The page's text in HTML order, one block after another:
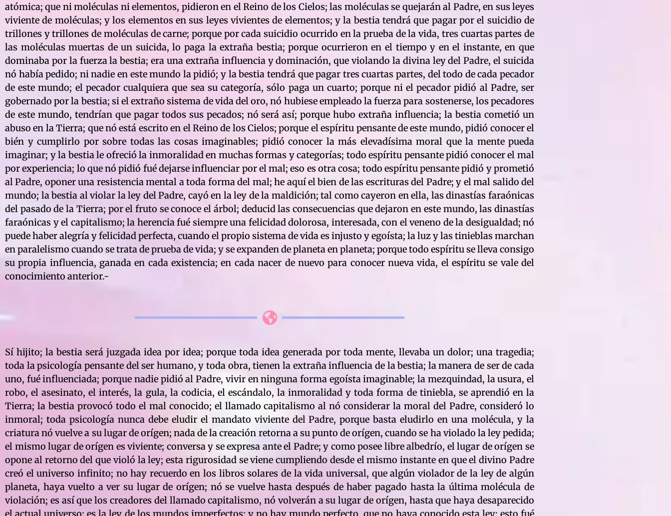
atómica; que ni moléculas ni elementos, pidieron en el Reino de los Cielos; las moléculas se quejarán al Padre, en sus leyes
viviente de moléculas; y los elementos en sus leyes vivientes de elementos; y la bestia tendrá que pagar por el suicidio de
trillones y trillones de moléculas de carne; porque por cada suicidio ocurrido en la prueba de la vida, tres cuartas partes de
las moléculas muertas de un suicida, lo paga la extraña bestia; porque ocurrieron en el tiempo y en el instante, en que
dominaba por la fuerza la bestia; era una extraña influencia y dominación, que violando la divina ley del Padre, el suicida
nó había pedido; ni nadie en este mundo la pidió; y la bestia tendrá que pagar tres cuartas partes, del todo de cada pecador
de este mundo; el pecador cualquiera que sea su categoría, sólo paga un cuarto; porque ni el pecador pidió al Padre, ser
gobernado por la bestia; si el extraño sistema de vida del oro, nó hubiese empleado la fuerza para sostenerse, los pecadores
de este mundo, tendrían que pagar todos sus pecados; nó será así; porque hubo extraña influencia; la bestia cometió un
abuso en la Tierra; que nó está escrito en el Reino de los Cielos; porque el espíritu pensante de este mundo, pidió conocer el
bién y cumplirlo por sobre todas las cosas imaginables; pidió conocer la más elevadísima moral que la mente pueda
imaginar; y la bestia le ofreció la inmoralidad en muchas formas y categorías; todo espíritu pensante pidió conocer el mal
por experiencia; lo que nó pidió fué dejarse influenciar por el mal; eso es otra cosa; todo espíritu pensante pidió y prometió
al Padre, oponer una resistencia mental a toda forma del mal; he aquí el bien de las escrituras del Padre; y el mal salido del
mundo; la bestia al violar la ley del Padre, cayó en la ley de la maldición; tal como cayeron en ella, las dinastías faraónicas
del pasado de la Tierra; por el fruto se conoce el árbol; deducid las consecuencias que dejaron en este mundo, las dinastías
faraónicas y el capitalismo; la herencia fué siempre una felicidad dolorosa, interesada, con el veneno de la desigualdad; nó
puede haber alegría y felicidad perfecta, cuando el propio sistema de vida es injusto y egoísta; la luz y las tinieblas marchan
en paralelismo cuando se trata de prueba de vida; y se expanden de planeta en planeta; porque todo espíritu se lleva consigo
su propia influencia, ganada en cada existencia; en cada nacer de nuevo para conocer nueva vida, el espíritu se vale del
conocimiento anterior.-
Sí hijito; la bestia será juzgada idea por idea; porque toda idea generada por toda mente, llevaba un dolor; una tragedia;
toda la psicología pensante del ser humano, y toda obra, tienen la extraña influencia de la bestia; la manera de ser de cada
uno, fué influenciada; porque nadie pidió al Padre, vivir en ninguna forma egoísta imaginable; la mezquindad, la usura, el
robo, el asesinato, el interés, la gula, la codicia, el escándalo, la inmoralidad y toda forma de tiniebla, se aprendió en la
Tierra; la bestia provocó todo el mal conocido; el llamado capitalismo al nó considerar la moral del Padre, consideró lo
inmoral; toda psicología nunca debe eludir el mandato viviente del Padre, porque basta eludirlo en una molécula, y la
criatura nó vuelve a su lugar de orígen; nada de la creación retorna a su punto de orígen, cuando se ha violado la ley pedida;
el mismo lugar de orígen es viviente; conversa y se expresa ante el Padre; y como posee libre albedrío, el lugar de orígen se
opone al retorno del que violó la ley; esta rigurosidad se viene cumpliendo desde el mismo instante en que el divino Padre
creó el universo infinito; no hay recuerdo en los libros solares de la vida universal, que algún violador de la ley de algún
planeta, haya vuelto a ver su lugar de orígen; nó se vuelve hasta después de haber pagado hasta la última molécula de
violación; es así que los creadores del llamado capitalismo, nó volverán a su lugar de orígen, hasta que haya desaparecido
el actual universo; es la ley de los mundos imperfectos; y no hay mundo perfecto, que no haya conocido esta ley; esto fué